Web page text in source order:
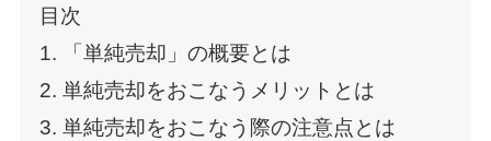
目次
1. 「単純売却」の概要とは
2. 単純売却をおこなうメリットとは
3. 単純売却をおこなう際の注意点とは